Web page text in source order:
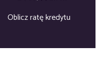
Oblicz ratę kredytu